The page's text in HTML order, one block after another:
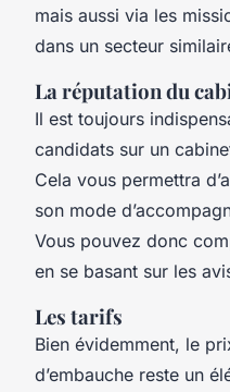
mais aussi via les
dans un secteur
La réputation du
Il est toujours
candidats sur un
Cela vous permettra
son mode
Vous pouvez donc
en se basant sur les
Les tarifs
Bien évidemment, le
d’embauche reste un